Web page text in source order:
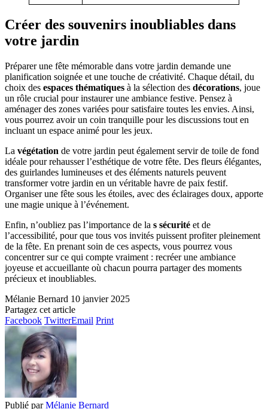
Créer des souvenirs inoubliables dans
votre jardin
Préparer une fête mémorable dans votre jardin demande une
planification soignée et une touche de créativité. Chaque détail, du
choix des espaces thématiques à la sélection des décorations, joue
un rôle crucial pour instaurer une ambiance festive. Pensez à
aménager des zones variées pour satisfaire toutes les envies. Ainsi,
vous pourrez avoir un coin tranquille pour les discussions tout en
incluant un espace animé pour les jeux.
La végétation de votre jardin peut également servir de toile de fond
idéale pour rehausser l’esthétique de votre fête. Des fleurs élégantes,
des guirlandes lumineuses et des éléments naturels peuvent
transformer votre jardin en un véritable havre de paix festif.
Organiser une fête sous les étoiles, avec des éclairages doux, apporte
une magie unique à l’événement.
Enfin, n’oubliez pas l’importance de la s sécurité et de
l’accessibilité, pour que tous vos invités puissent profiter pleinement
de la fête. En prenant soin de ces aspects, vous pourrez vous
concentrer sur ce qui compte vraiment : recréer une ambiance
joyeuse et accueillante où chacun pourra partager des moments
précieux et inoubliables.
Mélanie Bernard 10 janvier 2025
Partagez cet article
Facebook TwitterEmail Print
Publié par Mélanie Bernard